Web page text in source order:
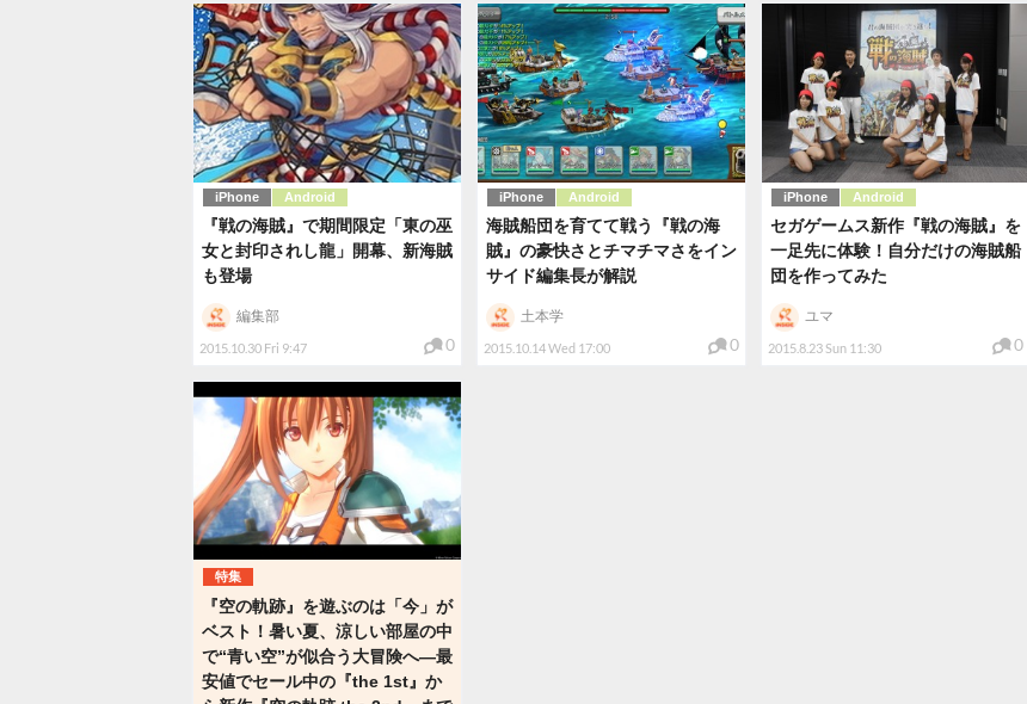
iPhone Android
『戦の海賊』で期間限定「東の巫
女と封印されし龍」開幕、新海賊
も登場
2015.10.30 Fri 9:47
編集部
0
iPhone Android
海賊船団を育てて戦う『戦の海
賊』の豪快さとチマチマさをイン
サイド編集長が解説
2015.10.14 Wed 17:00
土本学
0
iPhone Android
セガゲームス新作『戦の海賊』を
一足先に体験！自分だけの海賊船
団を作ってみた
2015.8.23 Sun 11:30
ユマ
0
特集
『空の軌跡』を遊ぶのは「今」が
ベスト！暑い夏、涼しい部屋の中
で“青い空”が似合う大冒険へ―最
安値でセール中の『the 1st』か